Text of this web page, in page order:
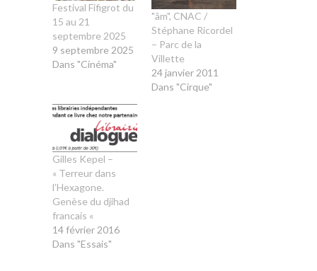
Festival Fifigrot du
15 au 21
septembre 2025
9 septembre 2025
Dans "Cinéma"
"âm", CNAC /
Stéphane Ricordel
– Parc de la
Villette
24 janvier 2011
Dans "Cirque"
Gilles Kepel –
« Terreur dans
l’Hexagone.
Genèse du djihad
francais «
14 février 2016
Dans "Essais"